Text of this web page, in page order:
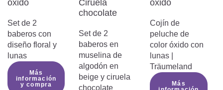
etiquetas, para evitar lesiones o
accidentes.Antes de utilizar el
producto, retira todos los componentes
del embalaje, incluidas las películas,
cintas y etiquetas, para evitar lesiones
o accidentes.
No utilizar el producto si está
dañado:
óxido
Set de 2
baberos con
diseño floral y
lunas
Más
información
y compra
Ciruela
chocolate
Set de 2
baberos en
muselina de
algodón en
beige y ciruela
chocolate
óxido
Cojín de
peluche de
color óxido con
lunas |
Träumeland
Más